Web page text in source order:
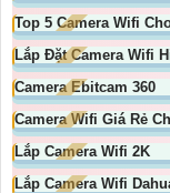
Top 5 Camera Wifi
Lắp Đặt Camera Wifi
Camera Ebitcam 360
Camera Wifi Giá Rẻ
Lắp Camera Wifi 2K
Lắp Camera Wifi